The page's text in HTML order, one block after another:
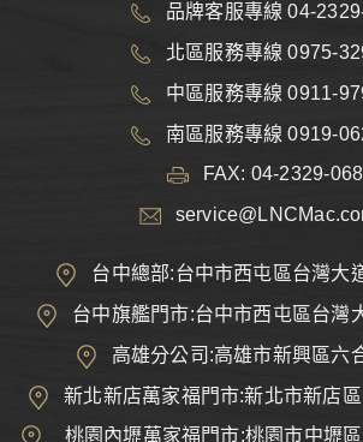
品牌客服專線 04-
北區服務專線 0975-
中區服務專線 0911-
南區服務專線 0919-
FAX: 04-2329-
台中總部:台中市西屯區台灣大
台中旗艦門市:台中市西屯區台灣
高雄分公司:高雄市新興區六
新北新店萬家福門市:新北市新店
桃園內壢萬家福門市:桃園市中壢